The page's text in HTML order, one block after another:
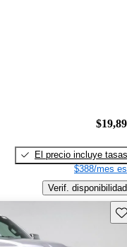
El precio incluye tasas
$388/mes
Verif. disponibilidad